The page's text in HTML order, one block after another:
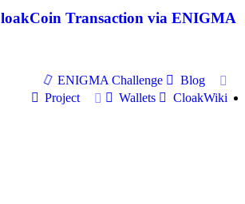
Transaction via ENIGMA
ENIGMA Challenge
Blog
Project
Wallets CloakWiki